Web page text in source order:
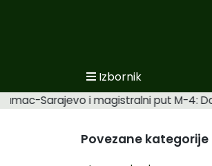
Izbornik
Podaci o Općini
Sarajevo i magistralni put M-4:
Povezane kategorije